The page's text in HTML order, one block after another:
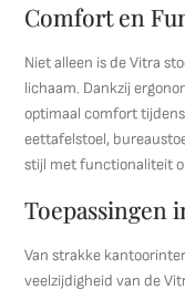
Comfort en
Niet alleen is de Vitra
lichaam. Dankzij
optimaal comfort
eettafelstoel,
stijl met functionaliteit
Toepassingen
Van strakke
veelzijdigheid van de